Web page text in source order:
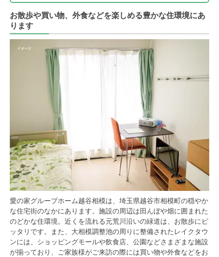
お散歩や買い物、外食などを楽しめる豊かな住環境にあ
ります
愛の家グループホーム越谷相模は、埼玉県越谷市相模町の穏やか
な住宅街のなかにあります。施設の周辺は田んぼや畑に囲まれた
のどかな住環境。近くを流れる元荒川沿いの緑道は、お散歩にピ
ッタリです。また、大相模調整池の周りに整備されたレイクタウ
ンには、ショッピングモールや飲食店、公園などさまざまな施設
が揃っており、ご家族様がご来訪の際には買い物や外食などをお